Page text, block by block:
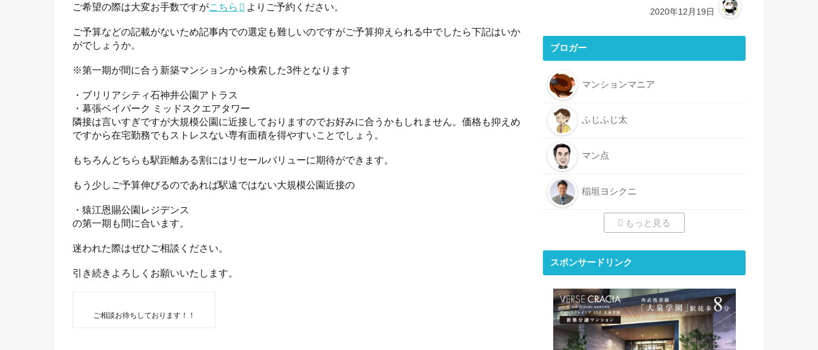
ご希望の際は大変お手数ですがこちら よりご予約ください。
ご予算などの記載がないため記事内での選定も難しいのですがご予算抑えられる中でしたら下記はいか
がでしょうか。
※第一期が間に合う新築マンションから検索した3件となります
・ブリリアシティ石神井公園アトラス
・幕張ベイパーク ミッドスクエアタワー
隣接は言いすぎですが大規模公園に近接しておりますのでお好みに合うかもしれません。価格も抑えめ
ですから在宅勤務でもストレスない専有面積を得やすいことでしょう。
もちろんどちらも駅距離ある割にはリセールバリューに期待ができます。
もう少しご予算伸びるのであれば駅遠ではない大規模公園近接の
・猿江恩賜公園レジデンス
の第一期も間に合います。
迷われた際はぜひご相談ください。
引き続きよろしくお願いいたします。
ご相談お待ちしております！！
2020年12月19日
ブロガー
マンションマニア
ふじふじ太
マン点
稲垣ヨシクニ
もっと見る
スポンサードリンク